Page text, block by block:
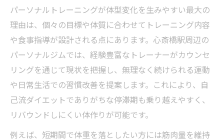
パーソナルトレーニングが体型変化を生みやすい最大の
理由は、個々の目標や体質に合わせてトレーニング内容
や食事指導が設計される点にあります。心斎橋駅周辺の
パーソナルジムでは、経験豊富なトレーナーがカウンセ
リングを通じて現状を把握し、無理なく続けられる運動
や日常生活での習慣改善を提案します。これにより、自
己流ダイエットでありがちな停滞期も乗り越えやすく、
リバウンドしにくい体作りが可能です。
例えば、短期間で体重を落としたい方には筋肉量を維持